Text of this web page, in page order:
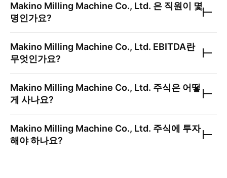
Makino Milling Machine Co., Ltd. 은 직원이 몇
명인가요?
Makino Milling Machine Co., Ltd. EBITDA란
무엇인가요?
Makino Milling Machine Co., Ltd. 주식은 어떻
게 사나요?
Makino Milling Machine Co., Ltd. 주식에 투자
해야 하나요?